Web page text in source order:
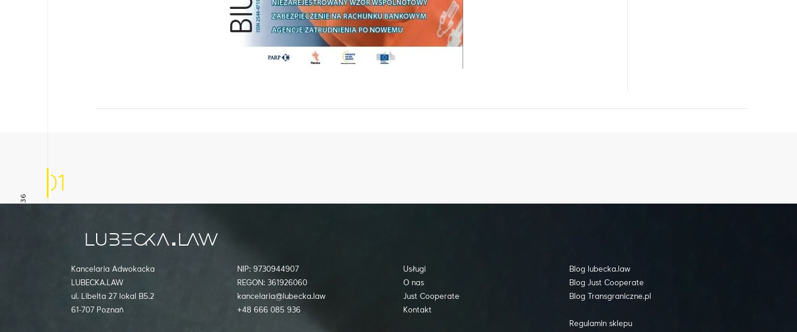
+48 666 085 936
01
Kancelaria Adwokacka
LUBECKA.LAW
ul. Libelta 27 lokal B5.2
61-707 Poznań
NIP: 9730944907
REGON: 361926060
kancelaria@lubecka.law
+48 666 085 936
Usługi
O nas
Just Cooperate
Kontakt
Blog lubecka.law
Blog Just Cooperate
Blog Transgraniczne.pl
Regulamin sklepu